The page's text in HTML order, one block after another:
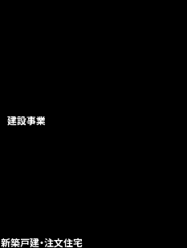
建設事業
新築戸建・注文住宅